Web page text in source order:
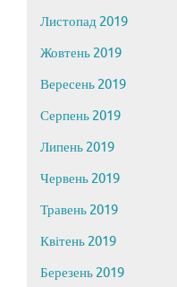
Листопад 2019
Жовтень 2019
Вересень 2019
Серпень 2019
Липень 2019
Червень 2019
Травень 2019
Квітень 2019
Березень 2019